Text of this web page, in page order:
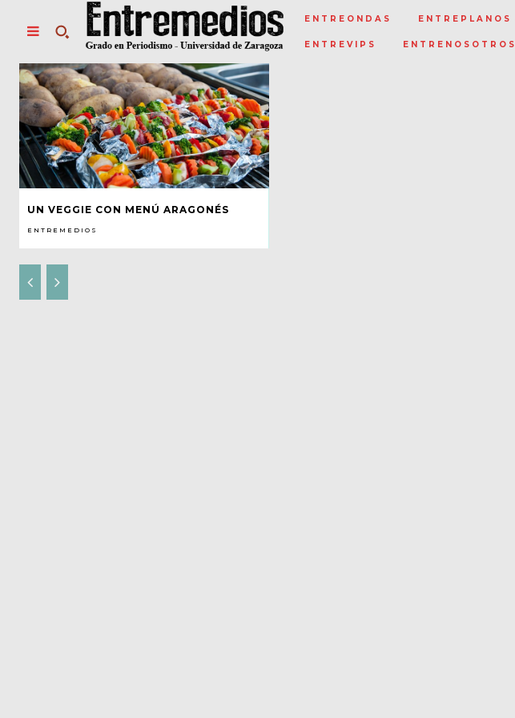
ENTREONDAS ENTREPLANOS
ENTREVIPS ENTRENOSOTROS
UN VEGGIE CON MENÚ ARAGONÉS
ENTREMEDIOS